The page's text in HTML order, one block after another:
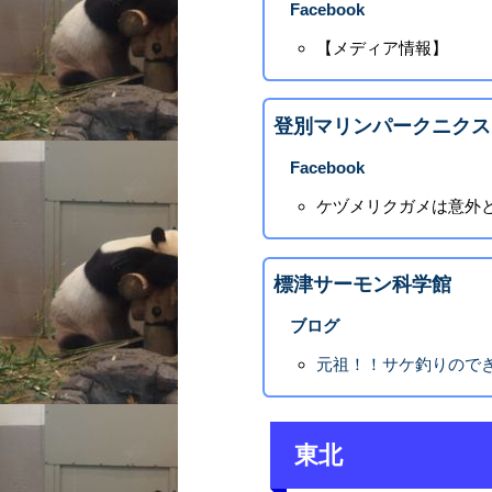
Facebook
【メディア情報】
登別マリンパークニクス
Facebook
ケヅメリクガメは意外
標津サーモン科学館
ブログ
元祖！！サケ釣りので
東北